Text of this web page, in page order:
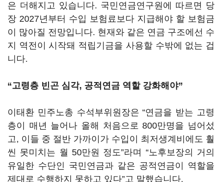
은 더해지고 있습니다. 국민연금연구원에 따르면 당
장 2027년부터 수입 보험료보다 지급해야 할 보험금
이 많아질 전망입니다. 현재와 같은 연금 구조에선 수
지 역전이 시작돼 적립기금을 사용할 수밖에 없는 겁
니다.
“고령층 빈곤 심각, 공적연금 역할 강화해야”
이태환 민주노총 수석부위원장은 “연금을 받는 고령
층이 매년 늘어나 올해 처음으로 800만명을 넘어섰
고, 이들 중 절반 가까이가 수입이 최저생계비에도 훨
씬 못미치는 월 50만원 정도”라며 “노후보장의 거의
유일한 수단인 국민연금과 같은 공적연금이 역할을
제대로 수행하지 못하고 있다”고 말했습니다.